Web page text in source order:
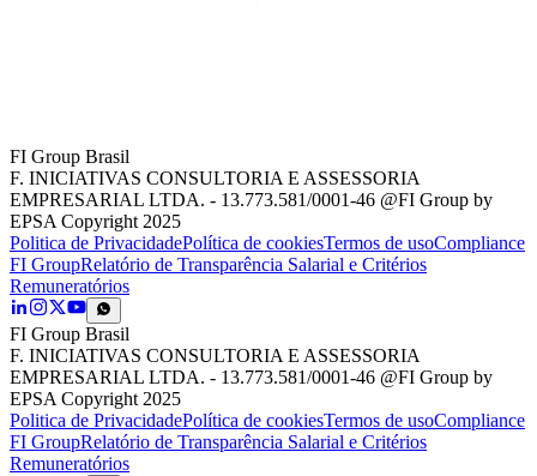
FI Group Brasil
F. INICIATIVAS CONSULTORIA E ASSESSORIA
EMPRESARIAL LTDA. - 13.773.581/0001-46 @FI Group by
EPSA Copyright 2025
Politica de PrivacidadePolítica de cookiesTermos de usoCompliance
FI GroupRelatório de Transparência Salarial e Critérios
Remuneratórios
FI Group Brasil
F. INICIATIVAS CONSULTORIA E ASSESSORIA
EMPRESARIAL LTDA. - 13.773.581/0001-46 @FI Group by
EPSA Copyright 2025
Politica de PrivacidadePolítica de cookiesTermos de usoCompliance
FI GroupRelatório de Transparência Salarial e Critérios
Remuneratórios